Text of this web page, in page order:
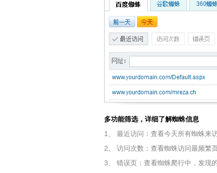
多功能筛选，详细了解蜘蛛信息
1、 最近访问：查看今天所有蜘蛛来
2、 访问次数：查看蜘蛛访问最频繁
3、 错误页：查看蜘蛛爬行中，发现